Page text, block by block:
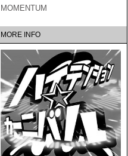
MOMENTUM
MORE INFO